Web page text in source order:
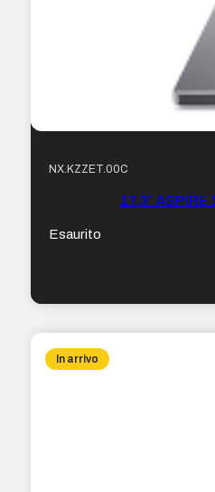
NX.KZZET.00C
17.3″
Esaurito
In arrivo